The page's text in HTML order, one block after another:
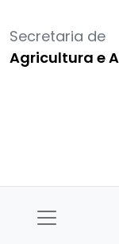
Secretaria de
Agricultura e